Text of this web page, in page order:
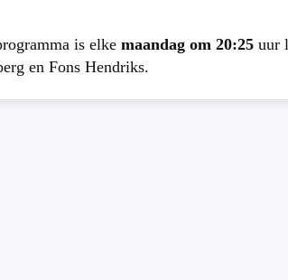
is elke maandag om 20:25 uur
en Fons Hendriks.